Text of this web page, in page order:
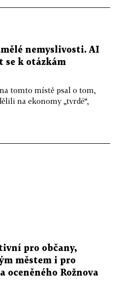
nemyslivosti. AI
se k otázkám
tomto místě psal o tom,
na ekonomy „tvrdé“,
pro občany,
městem i pro
oceněného Rožnova